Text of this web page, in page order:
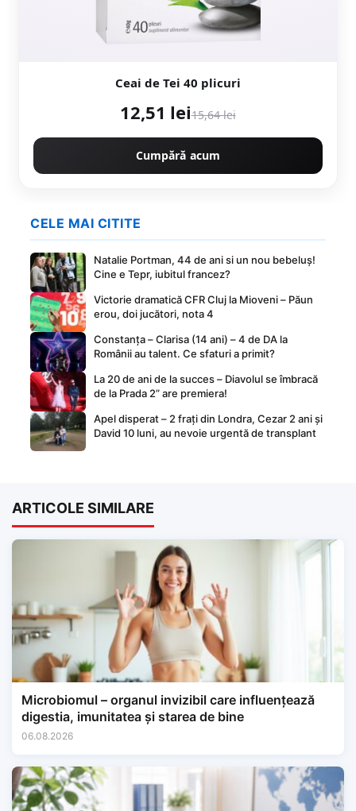
Ceai de Tei 40 plicuri
12,51 lei15,64 lei
Cumpără acum
CELE MAI CITITE
Natalie Portman, 44 de ani si un nou bebeluș!
Cine e Tepr, iubitul francez?
Victorie dramatică CFR Cluj la Mioveni – Păun
erou, doi jucători, nota 4
Constanța – Clarisa (14 ani) – 4 de DA la
Românii au talent. Ce sfaturi a primit?
La 20 de ani de la succes – Diavolul se îmbracă
de la Prada 2” are premiera!
Apel disperat – 2 frați din Londra, Cezar 2 ani și
David 10 luni, au nevoie urgentă de transplant
ARTICOLE SIMILARE
Microbiomul – organul invizibil care influențează
digestia, imunitatea și starea de bine
06.08.2026